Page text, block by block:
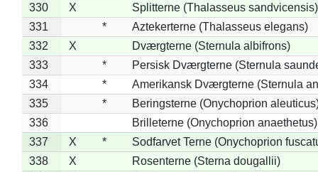
330
X
Splitterne (Thalasseus sandvicensis)
331
*
Aztekerterne (Thalasseus elegans)
332
X
Dværgterne (Sternula albifrons)
333
*
Persisk Dværgterne (Sternula
334
*
Amerikansk Dværgterne (Sternula
335
*
Beringsterne (Onychoprion
336
Brilleterne (Onychoprion anaethetus)
337
X *
Sodfarvet Terne (Onychoprion
338
X
Rosenterne (Sterna dougallii)